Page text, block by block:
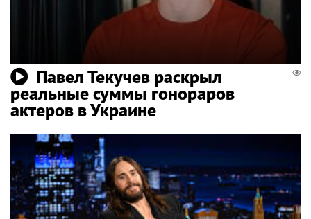
Павел Текучев раскрыл
реальные суммы гонораров
актеров в Украине